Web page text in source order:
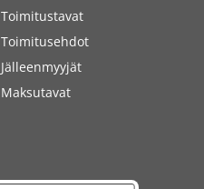
Toimitustavat
Toimitusehdot
Jälleenmyyjät
Maksutavat